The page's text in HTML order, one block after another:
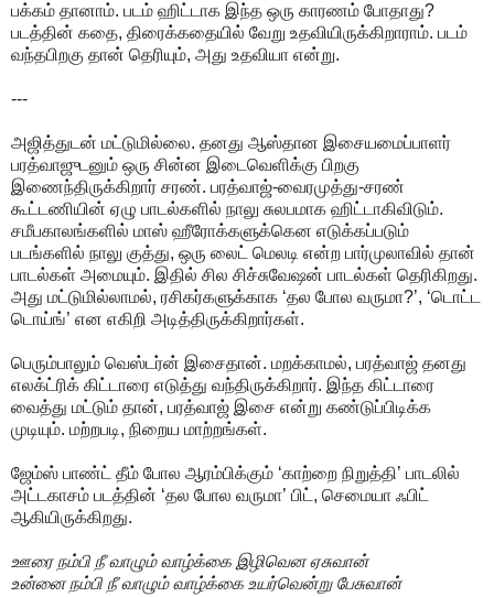
பக்கம் தானாம். படம் ஹிட்டாக இந்த ஒரு காரணம் போதாது?
படத்தின் கதை, திரைக்கதையில் வேறு உதவியிருக்கிறாராம். படம்
வந்தபிறகு தான் தெரியும், அது உதவியா என்று.
---
அஜித்துடன் மட்டுமில்லை. தனது ஆஸ்தான இசையமைப்பாளர்
பரத்வாஜுடனும் ஒரு சின்ன இடைவெளிக்கு பிறகு
இணைந்திருக்கிறார் சரண். பரத்வாஜ்-வைரமுத்து-சரண்
கூட்டணியின் ஏழு பாடல்களில் நாலு சுலபமாக ஹிட்டாகிவிடும்.
சமீபகாலங்களில் மாஸ் ஹீரோக்களுக்கென எடுக்கப்படும்
படங்களில் நாலு குத்து, ஒரு லைட் மெலடி என்ற பார்முலாவில் தான்
பாடல்கள் அமையும். இதில் சில சிச்சுவேஷன் பாடல்கள் தெரிகிறது.
அது மட்டுமில்லாமல், ரசிகர்களுக்காக ‘தல போல வருமா?’, ‘டொட்ட
டொய்ங்’ என எகிறி அடித்திருக்கிறார்கள்.
பெரும்பாலும் வெஸ்டர்ன் இசைதான். மறக்காமல், பரத்வாஜ் தனது
எலக்ட்ரிக் கிட்டாரை எடுத்து வந்திருக்கிறார். இந்த கிட்டாரை
வைத்து மட்டும் தான், பரத்வாஜ் இசை என்று கண்டுப்பிடிக்க
முடியும். மற்றபடி, நிறைய மாற்றங்கள்.
ஜேம்ஸ் பாண்ட் தீம் போல ஆரம்பிக்கும் ‘காற்றை நிறுத்தி’ பாடலில்
அட்டகாசம் படத்தின் ‘தல போல வருமா’ பிட், செமையா ஃபிட்
ஆகியிருக்கிறது.
ஊரை நம்பி நீ வாழும் வாழ்க்கை இழிவென ஏசுவான்
உன்னை நம்பி நீ வாழும் வாழ்க்கை உயர்வென்று பேசுவான்